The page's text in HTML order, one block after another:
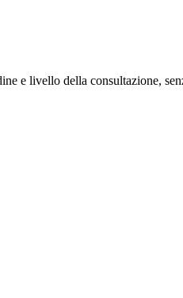
e livello della consultazione,